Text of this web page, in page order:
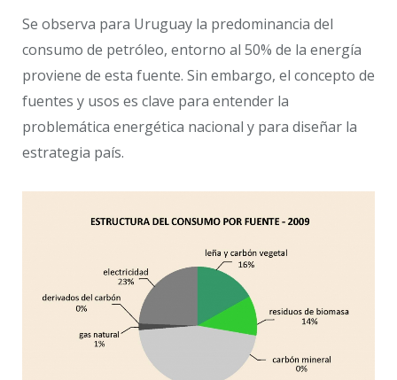
Se observa para Uruguay la predominancia del
consumo de petróleo, entorno al 50% de la energía
proviene de esta fuente. Sin embargo, el concepto de
fuentes y usos es clave para entender la
problemática energética nacional y para diseñar la
estrategia país.